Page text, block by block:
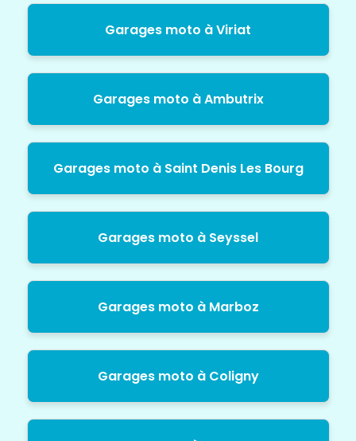
Garages moto à Viriat
Garages moto à Ambutrix
Garages moto à Saint Denis Les Bourg
Garages moto à Seyssel
Garages moto à Marboz
Garages moto à Coligny